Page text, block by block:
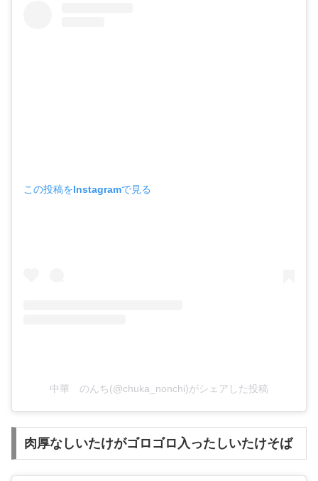
この投稿をInstagramで見る
中華 のんち(@chuka_nonchi)がシェアした投稿
肉厚なしいたけがゴロゴロ入ったしいたけそば